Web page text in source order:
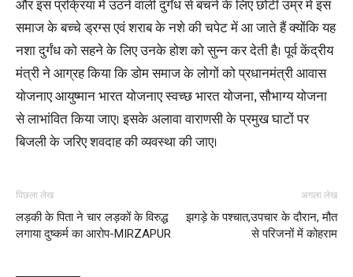
और इस प्रक्रिया में उठने वाली दुर्गंध से बचने के लिए छोटी उम्र में इस
समाज के बच्चे ड्रग्स एवं शराब के नशे की चपेट में आ जाते हैं क्योंकि यह
नशा दुर्गंध को सहने के लिए उनके होश को सुन्न कर देती है। पूर्व केंद्रीय
मंत्री ने आग्रह किया कि डोम समाज के लोगों को प्रधानमंत्री आवास
योजनाए आयुष्मान भारत योजनाए स्वच्छ भारत योजना, सौभाग्य योजना
से लाभांवित किया जाए। इसके अलावा वाराणसी के प्रमुख घाटों पर
बिजली के जरिए शवदाह की व्यवस्था की जाए।
पिछला लेख
लड़की के पिता ने चार लड़कों के विरुद्ध
लगाया दुष्कर्म का आरोप-MIRZAPUR
अगला लेख
झगड़े के पश्चात,उपचार के दौरान, मौत
से परिजनों में कोहराम